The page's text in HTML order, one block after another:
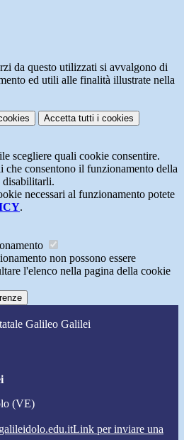
da questo utilizzati si avvalgono di
ed utili alle finalità illustrate nella
Accetta tutti i cookies
scegliere quali cookie consentire.
che consentono il funzionamento della
disabilitarli.
necessari al funzionamento potete
.
non possono essere
l'elenco nella pagina della cookie
Galileo Galilei
(VE)
Link per inviare una